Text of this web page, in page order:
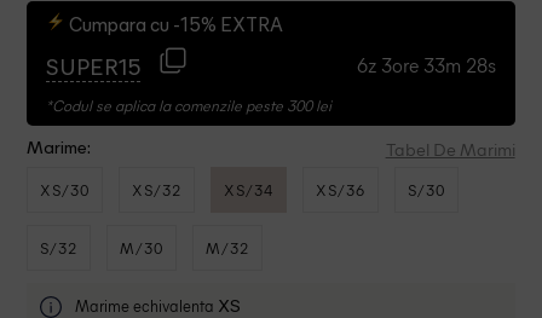
Cumpara cu -15% EXTRA
SUPER15 6z 3ore 33m 27s
*Codul se aplica la comenzile peste 300 lei
Marime: Tabel De Marimi
XS/30 XS/32 XS/34 XS/36 S/30
S/32 M/30 M/32
Marime echivalenta XS